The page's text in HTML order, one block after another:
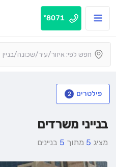
8071*
פילטרים 2
בנייני משרדים
מציג 5 מתוך 5 בניינים